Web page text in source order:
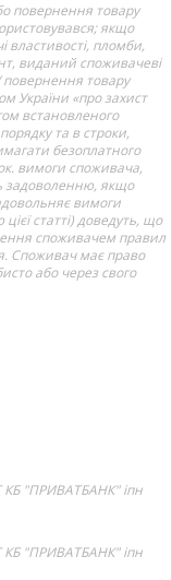
повернення товару
якщо
властивості, пломби,
виданий споживачеві
товару
України «про захист
встановленого
та в строки,
безоплатного
вимоги споживача,
задоволенню, якщо
вимоги
статті) доведуть, що
споживачем правил
Споживач має право
або через свого
КБ "ПРИВАТБАНК" іпн
КБ "ПРИВАТБАНК" іпн